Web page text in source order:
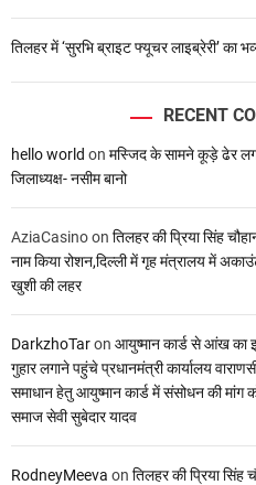
तिलहर में ‘सुरभि ब्राइट फ्यूचर लाइब्रेरी’ का
RECENT
hello world on मस्जिद के सामने कूड़े ढेर
जिलाध्यक्ष- नसीम बानो
AziaCasinoon तिलहर की प्रिया सिंह
नाम किया रोशन,दिल्ली में गृह मंत्रालय में
खुशी की लहर
DarkzhoTaron आयुष्मान कार्ड से आंख का
गुहार लगाने पहुंचे प्रधानमंत्री कार्यालय
समाधान हेतु आयुष्मान कार्ड में संसोधन की
समाज सेवी सुबेदार यादव
RodneyMeeva on तिलहर की प्रिया सिंह